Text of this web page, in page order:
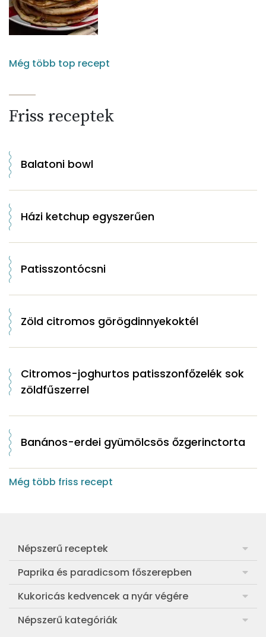
Még több top recept
Friss receptek
Balatoni bowl
Házi ketchup egyszerűen
Patisszontócsni
Zöld citromos görögdinnyekoktél
Citromos-joghurtos patisszonfőzelék sok
zöldfűszerrel
Banános-erdei gyümölcsös őzgerinctorta
Még több friss recept
Népszerű receptek
Frankfurti leves
Egyszerű muffin
Aranygaluska
Paprika és paradicsom főszerepben
Pan con Tomate
Paradicsom és paprika eltevése télre
Kukoricás kedvencek a nyár végére
Legfinomabb főtt kukorica
Népszerű kategóriák